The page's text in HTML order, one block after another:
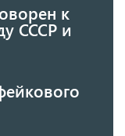
к
СССР и